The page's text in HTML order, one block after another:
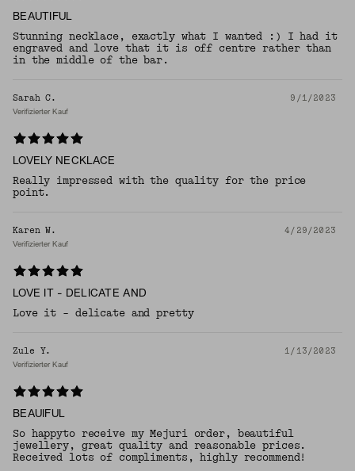
BEAUTIFUL
Stunning necklace, exactly what I wanted :) I had it
engraved and love that it is off centre rather than
in the middle of the bar.
Sarah C. 9/1/2023
Verifizierter Kauf
LOVELY NECKLACE
Really impressed with the quality for the price
point.
Karen W. 4/29/2023
Verifizierter Kauf
LOVE IT - DELICATE AND
Love it - delicate and pretty
Zule Y. 1/13/2023
Verifizierter Kauf
BEAUIFUL
So happyto receive my Mejuri order, beautiful
jewellery, great quality and reasonable prices.
Received lots of compliments, highly recommend!